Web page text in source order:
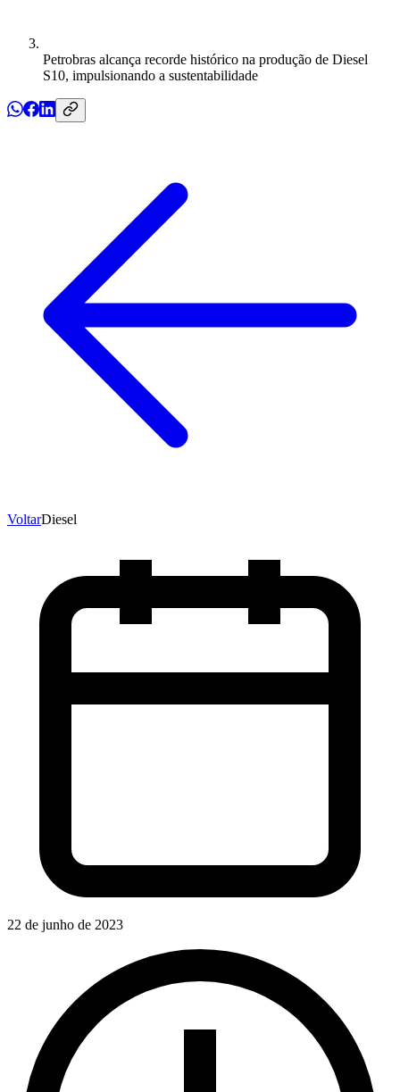
Petrobras alcança recorde histórico na produção de Diesel
S10, impulsionando a sustentabilidade
VoltarDiesel
22 de junho de 2023